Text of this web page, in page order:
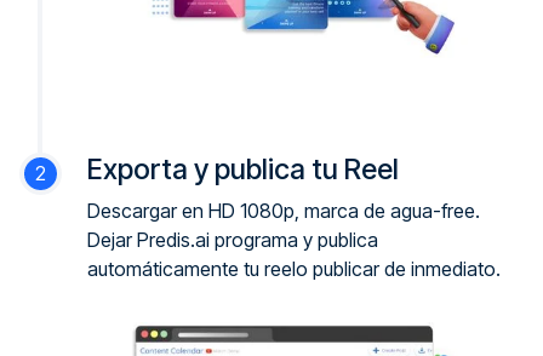
Exporta y publica tu Reel
Descargar en HD 1080p, marca de agua-free.
Dejar Predis.ai programa y publica
automáticamente tu reelo publicar de inmediato.